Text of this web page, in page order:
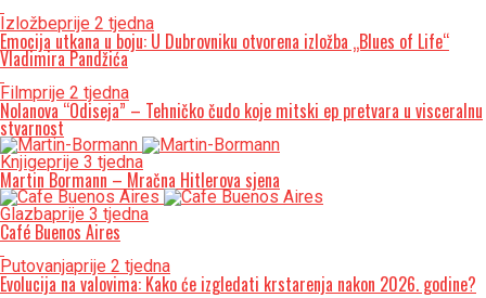
Izložbeprije 2 tjedna
Emocija utkana u boju: U Dubrovniku otvorena izložba „Blues of Life“
Vladimira Pandžića
Filmprije 2 tjedna
Nolanova “Odiseja” – Tehničko čudo koje mitski ep pretvara u visceralnu
stvarnost
Knjigeprije 3 tjedna
Martin Bormann – Mračna Hitlerova sjena
Glazbaprije 3 tjedna
Café Buenos Aires
Putovanjaprije 2 tjedna
Evolucija na valovima: Kako će izgledati krstarenja nakon 2026. godine?